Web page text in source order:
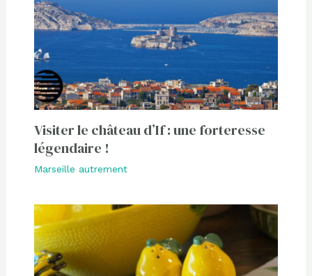
Visiter le château d’If : une forteresse
légendaire !
Marseille autrement